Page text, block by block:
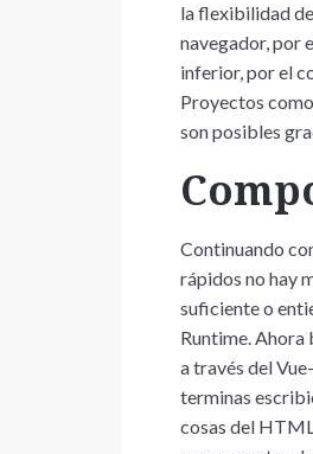
la flexibilidad
navegador, por
inferior, por el
Proyectos
son posibles
Continuando
rápidos no hay
suficiente o
Runtime. Ahora
a través del
terminas
cosas del